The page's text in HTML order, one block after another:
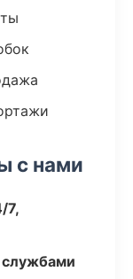
с нами
7,
службами